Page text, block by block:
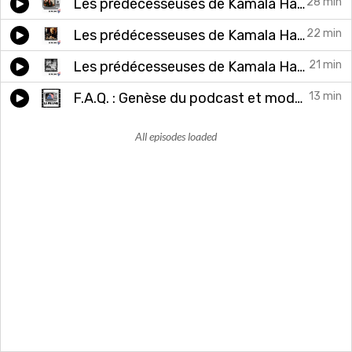
Les prédécesseuses de Kamala Harris (3/4) : Commander in Chief, une présidente dans la tourmente
Les prédécesseuses de Kamala Harris (2/4) : The Contender, une vice présidente à l’honneur22 min
Les prédécesseuses de Kamala Harris (1/4) : Une généalogie des présidentes et vice-présidentes des Etats-Unis de 1924 à 1997 21 min
F.A.Q. : Genèse du podcast et mode d'emploi 13 min
All episodes loaded